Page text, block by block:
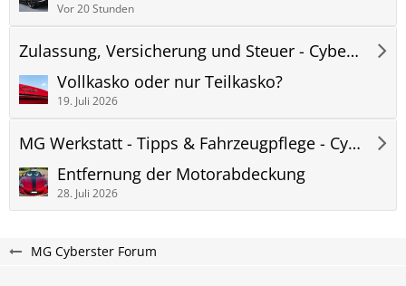
Vor 20 Stunden
Zulassung, Versicherung und Steuer - Cyberster Forum
Vollkasko oder nur Teilkasko?
19. Juli 2026
MG Werkstatt - Tipps & Fahrzeugpflege - Cyberster Forum
Entfernung der Motorabdeckung
28. Juli 2026
MG Cyberster Forum